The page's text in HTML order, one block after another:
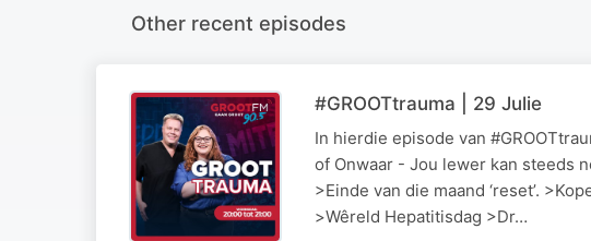
Other recent episodes
#GROOTtrauma | 29 Julie
In hierdie episode van
of Onwaar - Jou lewer kan steeds
>Einde van die maand ‘reset’.
>Wêreld Hepatitisdag >Dr…